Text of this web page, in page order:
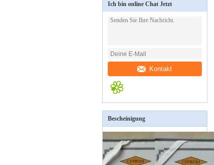
Ich bin online Chat Jetzt
Kontakt
Bescheinigung